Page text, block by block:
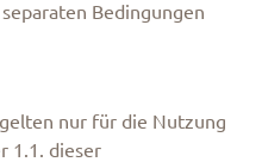
Bedingungen
nur für die Nutzung
1.1. dieser